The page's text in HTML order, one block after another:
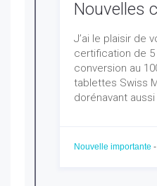
Nouvelles
J’ai le plaisir de
certification de
conversion au
tablettes Swiss
dorénavant
Nouvelle importante -